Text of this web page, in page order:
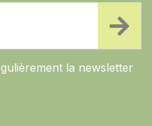
la newsletter